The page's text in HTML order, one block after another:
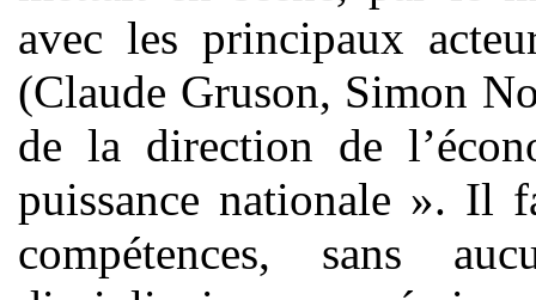
avec les principaux
(Claude Gruson, Simon
de la direction de
puissance nationale ». Il
compétences, sans